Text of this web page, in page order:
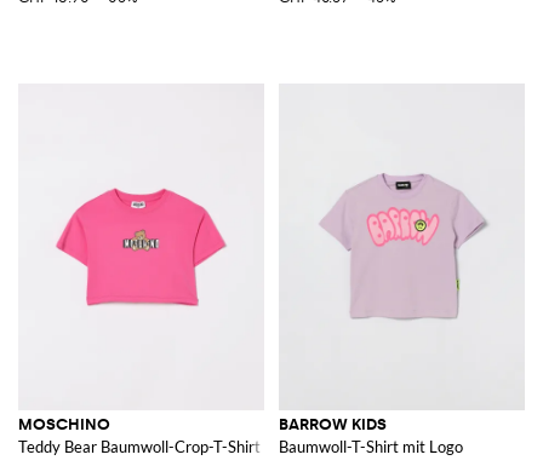
MOSCHINO
Teddy Bear Baumwoll-Crop-T-Shirt
BARROW KIDS
Baumwoll-T-Shirt mit Logo